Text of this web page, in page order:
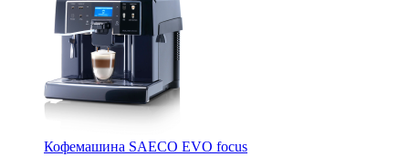
Кофемашина SAECO EVO focus